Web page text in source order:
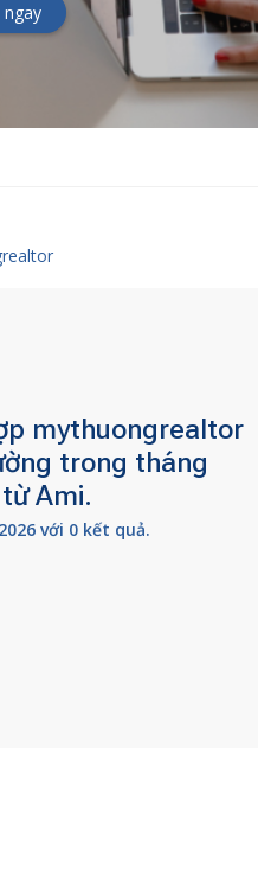
ngay
mythuongrealtor
trong tháng
Ami.
với 0 kết quả.